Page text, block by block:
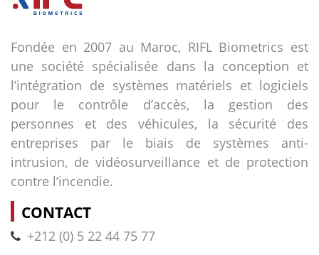
Fondée en 2007 au Maroc, RIFL Biometrics est
une société spécialisée dans la conception et
l’intégration de systèmes matériels et logiciels
pour le contrôle d’accès, la gestion des
personnes et des véhicules, la sécurité des
entreprises par le biais de systèmes anti-
intrusion, de vidéosurveillance et de protection
contre l’incendie.
CONTACT
+212 (0) 5 22 44 75 77